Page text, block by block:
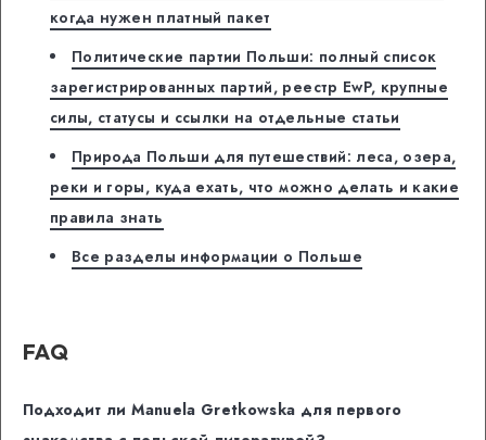
когда нужен платный пакет
Политические партии Польши: полный список
зарегистрированных партий, реестр EwP, крупные
силы, статусы и ссылки на отдельные статьи
Природа Польши для путешествий: леса, озера,
реки и горы, куда ехать, что можно делать и какие
правила знать
Все разделы информации о Польше
FAQ
Подходит ли Manuela Gretkowska для первого